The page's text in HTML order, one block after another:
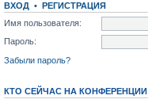
ВХОД • РЕГИСТРАЦИЯ
Имя пользователя:
Пароль:
Забыли пароль?
КТО СЕЙЧАС НА КОНФЕРЕНЦИИ